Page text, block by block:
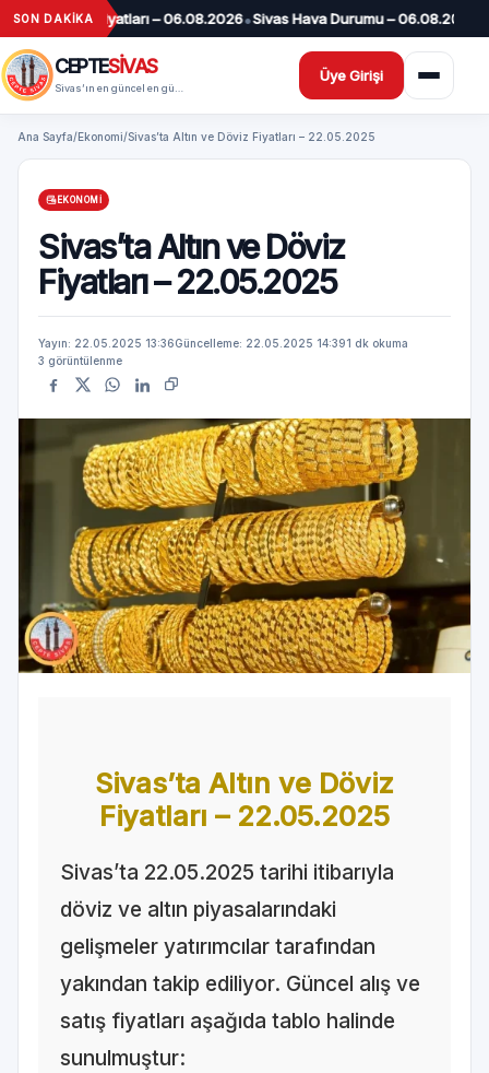
İçeriğe geç
SON DAKİKA
ve Döviz Fiyatları – 06.08.2026•Sivas Hava Durumu – 06.08.2026•
CEPTESİVAS Üye Girişi
Ana Sayfa/Ekonomi/Sivas’ta Altın ve Döviz Fiyatları – 22.05.2025
EKONOMI
Sivas’ta Altın ve Döviz
Fiyatları – 22.05.2025
Yayın: 22.05.2025 13:36Güncelleme: 22.05.2025 14:391 dk okuma
3 görüntülenme
Facebook
X WhatsApp
LinkedInBağlantıyı kopyala
Sivas’ta Altın ve Döviz
Fiyatları – 22.05.2025
Sivas’ta 22.05.2025 tarihi itibarıyla
döviz ve altın piyasalarındaki
gelişmeler yatırımcılar tarafından
yakından takip ediliyor. Güncel alış ve
satış fiyatları aşağıda tablo halinde
sunulmuştur: